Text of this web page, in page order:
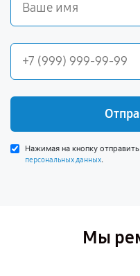
Нажимая на кнопку
персональных данных.
Мы